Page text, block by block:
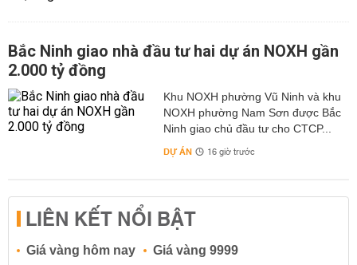
Bắc Ninh giao nhà đầu tư hai dự án NOXH gần
2.000 tỷ đồng
Khu NOXH phường Vũ Ninh và khu
NOXH phường Nam Sơn được Bắc
Ninh giao chủ đầu tư cho CTCP...
DỰ ÁN 16 giờ trước
LIÊN KẾT NỔI BẬT
Giá vàng hôm nay
Giá vàng 9999